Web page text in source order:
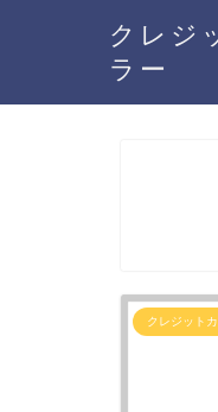
クレジ
ラー
クレジット